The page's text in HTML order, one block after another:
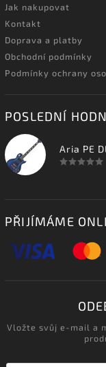
Jak nakupovat
Kontakt
Doprava a platby
Obchodní podmínky
Podmínky ochrany
POSLEDNÍ
PŘIJÍMÁME
Vložte svůj e-mail a